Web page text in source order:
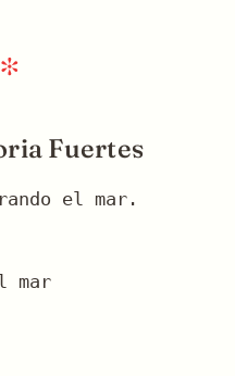
Fuertes
el mar.
mar